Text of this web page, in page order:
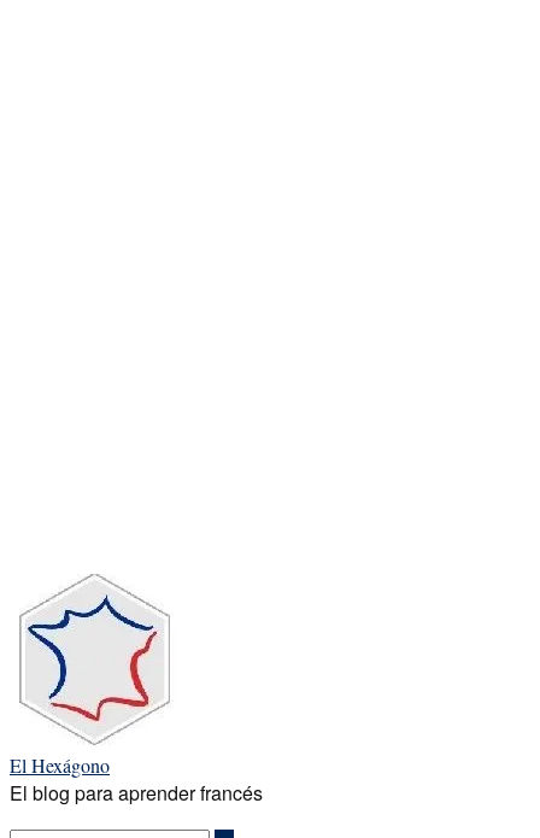
contenido
El Hexágono
El blog para aprender francés